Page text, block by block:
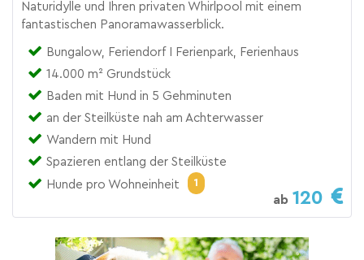
Naturidylle und Ihren privaten Whirlpool mit einem
fantastischen Panoramawasserblick.
Bungalow, Feriendorf I Ferienpark, Ferienhaus
14.000 m² Grundstück
Baden mit Hund in 5 Gehminuten
an der Steilküste nah am Achterwasser
Wandern mit Hund
Spazieren entlang der Steilküste
Hunde pro Wohneinheit
1
ab 120